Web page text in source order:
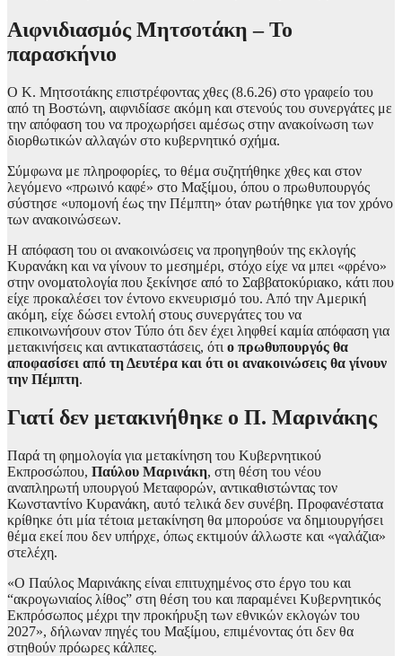
Αιφνιδιασμός Μητσοτάκη – Το
παρασκήνιο
Ο Κ. Μητσοτάκης επιστρέφοντας χθες (8.6.26) στο γραφείο του
από τη Βοστώνη, αιφνιδίασε ακόμη και στενούς του συνεργάτες με
την απόφαση του να προχωρήσει αμέσως στην ανακοίνωση των
διορθωτικών αλλαγών στο κυβερνητικό σχήμα.
Σύμφωνα με πληροφορίες, το θέμα συζητήθηκε χθες και στον
λεγόμενο «πρωινό καφέ» στο Μαξίμου, όπου ο πρωθυπουργός
σύστησε «υπομονή έως την Πέμπτη» όταν ρωτήθηκε για τον χρόνο
των ανακοινώσεων.
Η απόφαση του οι ανακοινώσεις να προηγηθούν της εκλογής
Κυρανάκη και να γίνουν το μεσημέρι, στόχο είχε να μπει «φρένο»
στην ονοματολογία που ξεκίνησε από το Σαββατοκύριακο, κάτι που
είχε προκαλέσει τον έντονο εκνευρισμό του. Από την Αμερική
ακόμη, είχε δώσει εντολή στους συνεργάτες του να
επικοινωνήσουν στον Τύπο ότι δεν έχει ληφθεί καμία απόφαση για
μετακινήσεις και αντικαταστάσεις, ότι ο πρωθυπουργός θα
αποφασίσει από τη Δευτέρα και ότι οι ανακοινώσεις θα γίνουν
την Πέμπτη.
Γιατί δεν μετακινήθηκε ο Π. Μαρινάκης
Παρά τη φημολογία για μετακίνηση του Κυβερνητικού
Εκπροσώπου, Παύλου Μαρινάκη, στη θέση του νέου
αναπληρωτή υπουργού Μεταφορών, αντικαθιστώντας τον
Κωνσταντίνο Κυρανάκη, αυτό τελικά δεν συνέβη. Προφανέστατα
κρίθηκε ότι μία τέτοια μετακίνηση θα μπορούσε να δημιουργήσει
θέμα εκεί που δεν υπήρχε, όπως εκτιμούν άλλωστε και «γαλάζια»
στελέχη.
«Ο Παύλος Μαρινάκης είναι επιτυχημένος στο έργο του και
“ακρογωνιαίος λίθος” στη θέση του και παραμένει Κυβερνητικός
Εκπρόσωπος μέχρι την προκήρυξη των εθνικών εκλογών του
2027», δήλωναν πηγές του Μαξίμου, επιμένοντας ότι δεν θα
στηθούν πρόωρες κάλπες.